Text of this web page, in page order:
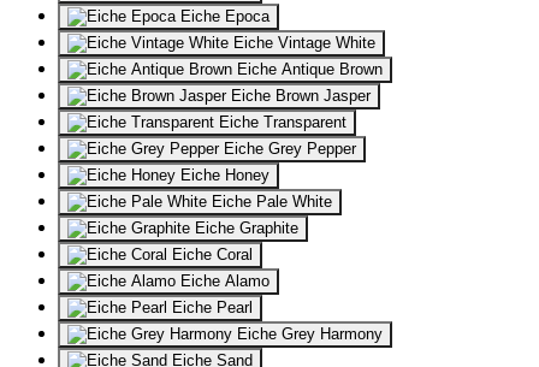
Eiche Epoca
Eiche Vintage White
Eiche Antique Brown
Eiche Brown Jasper
Eiche Transparent
Eiche Grey Pepper
Eiche Honey
Eiche Pale White
Eiche Graphite
Eiche Coral
Eiche Alamo
Eiche Pearl
Eiche Grey Harmony
Eiche Sand